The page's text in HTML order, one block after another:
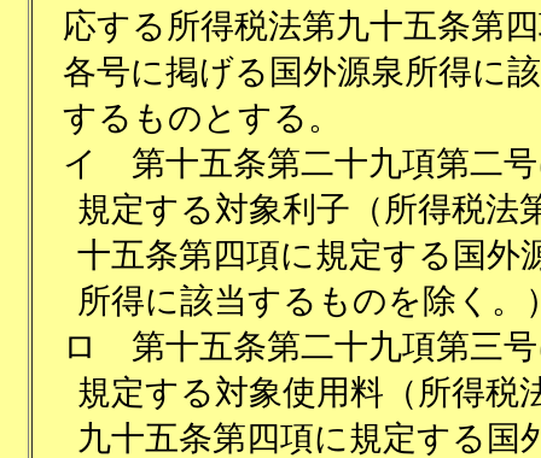
応する所得税法第九十五条第
各号に掲げる国外源泉所得に
するものとする。
イ
第十五条第二十九項第二
規定する対象利子（所得税法
十五条第四項に規定する国外
所得に該当するものを除く。
ロ
第十五条第二十九項第三
規定する対象使用料（所得税
九十五条第四項に規定する国